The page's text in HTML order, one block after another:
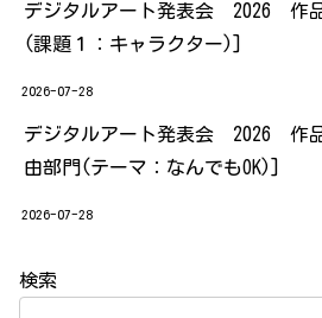
デジタルアート発表会 2026 作
(課題１：キャラクター)]
2026-07-28
デジタルアート発表会 2026 作
由部門(テーマ：なんでもOK)]
2026-07-28
検索